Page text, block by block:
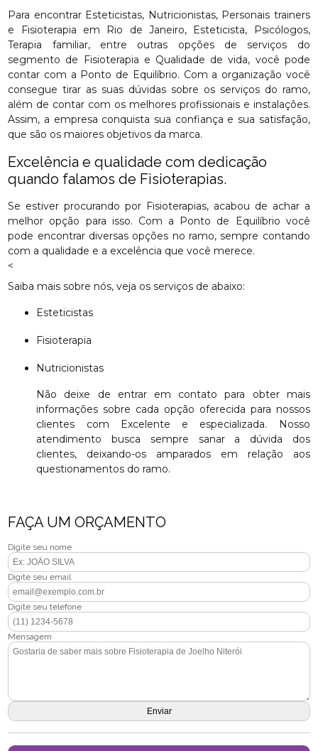
Para encontrar Esteticistas, Nutricionistas, Personais trainers
e Fisioterapia em Rio de Janeiro, Esteticista, Psicólogos,
Terapia familiar, entre outras opções de serviços do
segmento de Fisioterapia e Qualidade de vida, você pode
contar com a Ponto de Equilíbrio. Com a organização você
consegue tirar as suas dúvidas sobre os serviços do ramo,
além de contar com os melhores profissionais e instalações.
Assim, a empresa conquista sua confiança e sua satisfação,
que são os maiores objetivos da marca.
Excelência e qualidade com dedicação
quando falamos de Fisioterapias.
Se estiver procurando por Fisioterapias, acabou de achar a
melhor opção para isso. Com a Ponto de Equilíbrio você
pode encontrar diversas opções no ramo, sempre contando
com a qualidade e a excelência que você merece.
<
Saiba mais sobre nós, veja os serviços de abaixo:
Esteticistas
Fisioterapia
Nutricionistas
Não deixe de entrar em contato para obter mais
informações sobre cada opção oferecida para nossos
clientes com Excelente e especializada. Nosso
atendimento busca sempre sanar a dúvida dos
clientes, deixando-os amparados em relação aos
questionamentos do ramo.
FAÇA UM ORÇAMENTO
Digite seu nome
Digite seu email
Digite seu telefone
Mensagem